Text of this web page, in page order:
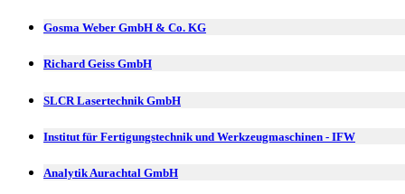
Gosma Weber GmbH & Co. KG
Richard Geiss GmbH
SLCR Lasertechnik GmbH
Institut für Fertigungstechnik und Werkzeugmaschinen - IFW
Analytik Aurachtal GmbH